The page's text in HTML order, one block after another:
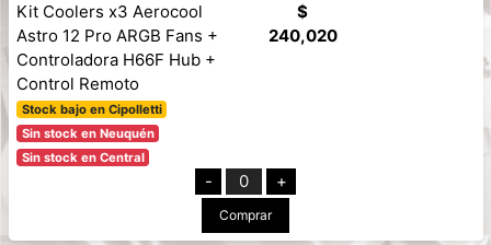
Kit Coolers x3 Aerocool
Astro 12 Pro ARGB Fans +
Controladora H66F Hub +
Control Remoto
Stock bajo en Cipolletti
Sin stock en Neuquén
Sin stock en Central
$
240,020
- 0 +
Comprar